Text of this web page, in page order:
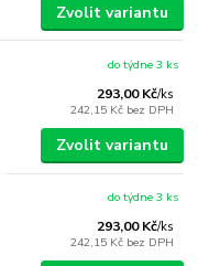
Zvolit variantu
293,00 Kč/ks
242,15 Kč bez DPH
do týdne 3 ks
Zvolit variantu
293,00 Kč/ks
242,15 Kč bez DPH
do týdne 3 ks